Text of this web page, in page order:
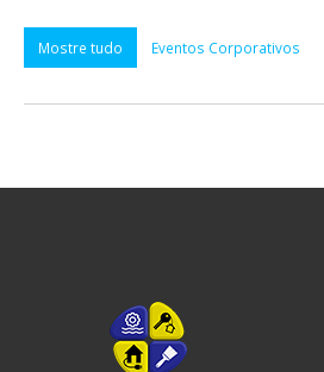
Mostre tudo Eventos Corporativos